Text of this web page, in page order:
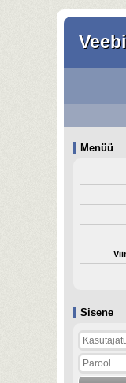
Sisene
Menüü